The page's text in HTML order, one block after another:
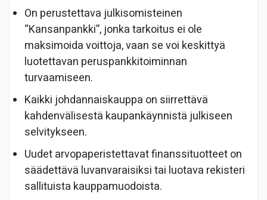
On perustettava julkisomisteinen
“Kansanpankki”, jonka tarkoitus ei ole
maksimoida voittoja, vaan se voi keskittyä
luotettavan peruspankkitoiminnan
turvaamiseen.
Kaikki johdannaiskauppa on siirrettävä
kahdenvälisestä kaupankäynnistä julkiseen
selvitykseen.
Uudet arvopaperistettavat finanssituotteet on
säädettävä luvanvaraisiksi tai luotava rekisteri
sallituista kauppamuodoista.